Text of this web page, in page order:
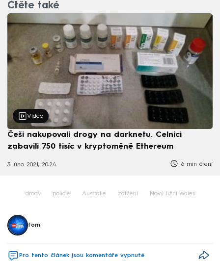
Čtěte také
Video
Češi nakupovali drogy na darknetu. Celníci
zabavili 750 tisíc v kryptoměně Ethereum
3. úno 2021, 20:24 6 min čtení
drogy policie Austrálie zatčení Nový Jižní Wales
tom
Pro tento článek jsou komentáře vypnuté